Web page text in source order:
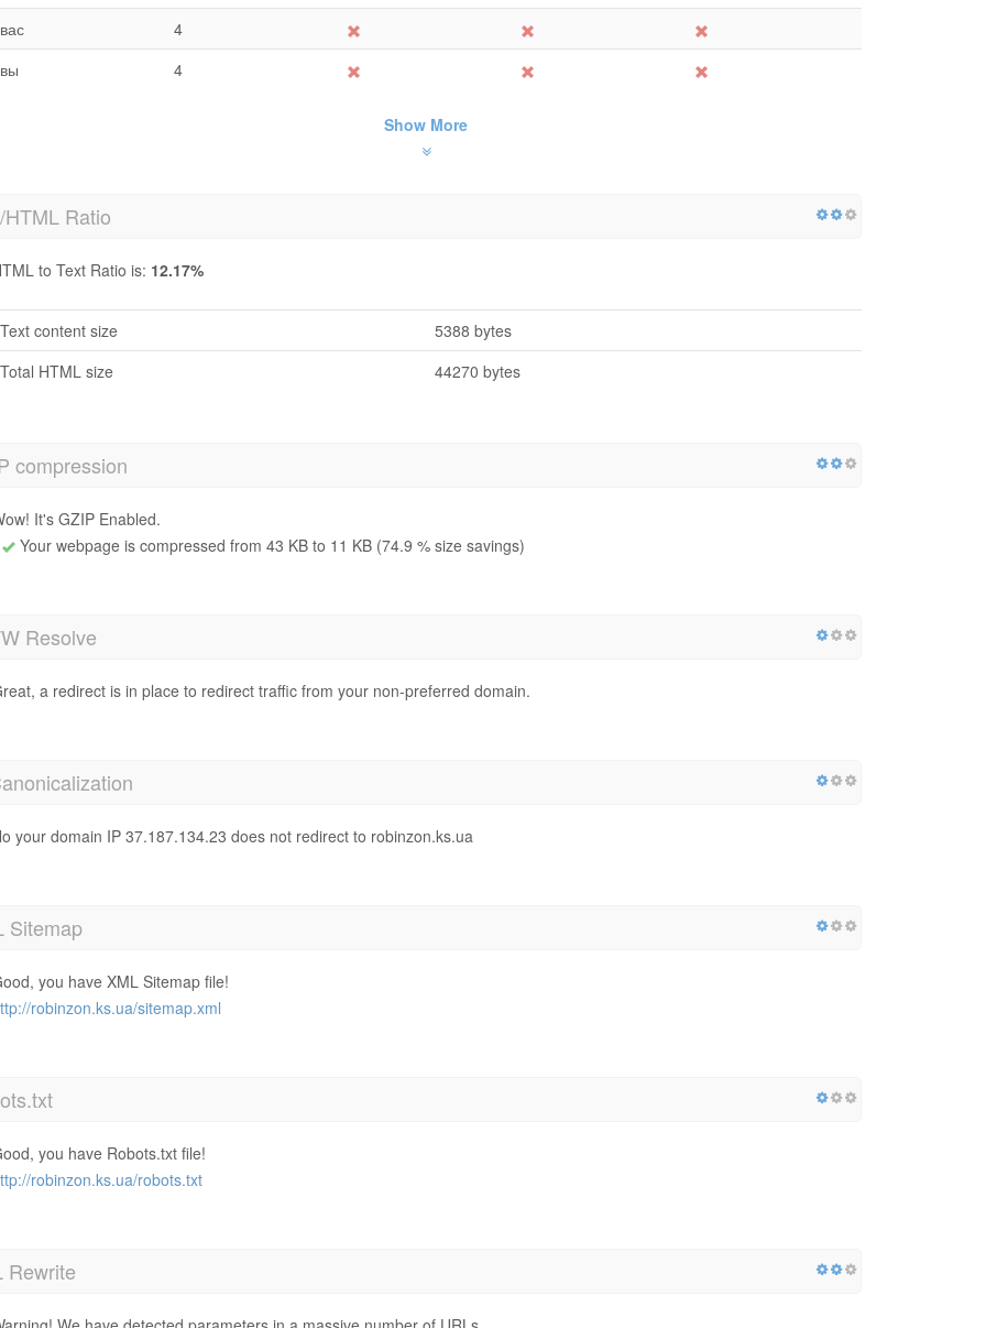
вас
4
вы
4
Show More
HTML Ratio
to Text Ratio is: 12.17%
Text content size
5388 bytes
Total HTML size
44270 bytes
compression
It's GZIP Enabled.
Your webpage is compressed from 43 KB to 11 KB (74.9 % size savings)
Resolve
a redirect is in place to redirect traffic from your non-preferred domain.
your domain IP 37.187.134.23 does not redirect to robinzon.ks.ua
Sitemap
you have XML Sitemap file!
robinzon.ks.ua/sitemap.xml
you have Robots.txt file!
robinzon.ks.ua/robots.txt
Rewrite